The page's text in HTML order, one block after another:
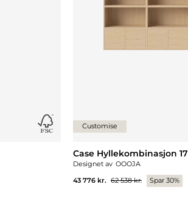
Customise
Case Hyllekombinasjon 17
Designet av OOOJA
43 776 kr. 62 538 kr. Spar 30%